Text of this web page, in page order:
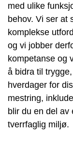
med ulike
behov. Vi ser at
komplekse
og vi jobber
kompetanse og
å bidra til
hverdager for
mestring,
blir du en del av
tverrfaglig miljø.